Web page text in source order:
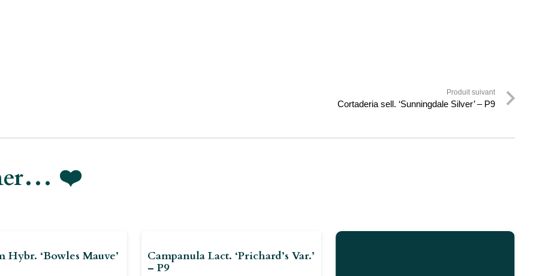
Produit suivant
Cortaderia sell. ‘Sunningdale Silver’ – P9
❤️
Hybr. ‘Bowles Mauve’
Campanula Lact. ‘Prichard’s Var.’
– P9